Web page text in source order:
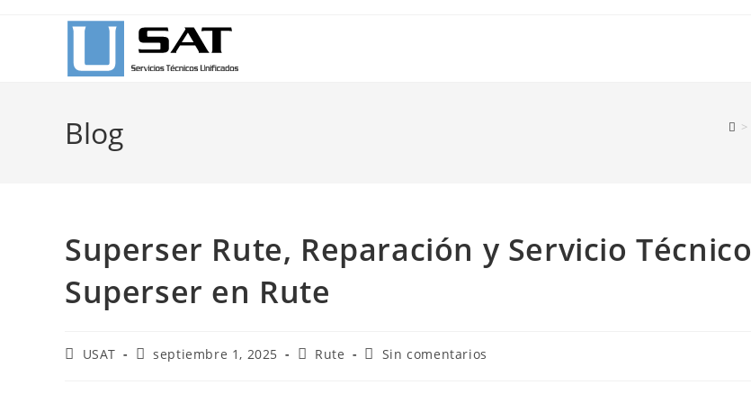
Blog >
Superser Rute, Reparación y Servicio Técnico
Superser en Rute
AutorUSAT
Publicación
septiembre 1, 2025
Categoría
Rute
Comentarios
Sin comentarios